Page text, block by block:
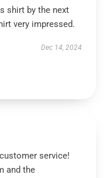
shirt by the next
very impressed.
Dec 14, 2024
service!
and the